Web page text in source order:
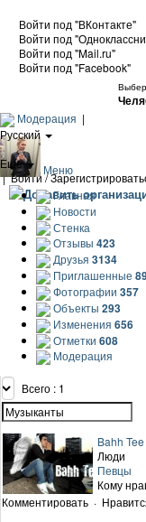
Войти под "ВКонтакте"
Войти под
Войти под "Mail.ru"
Войти под "Facebook"
Модерация |
Русский
|
Еще
|Войти /
Добавить
Меню
Главная
Новости
Стенка
Отзывы 423
Друзья 3134
Приглашенные
Фотографии 357
Объекты 293
Изменения 656
Отметки 608
Модерация
Всего : 1
Bahh Tee
Люди
Певцы
Кому
Комментировать ·